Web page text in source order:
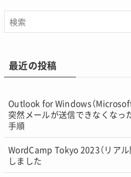
最近の投稿
Outlook for Windows（
突然メールが送信できなくなっ
手順
WordCamp Tokyo 2023（リアル
しました